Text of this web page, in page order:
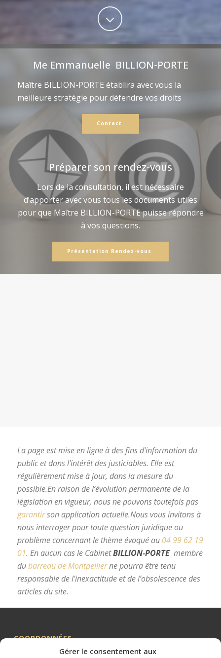
Gérer le consentement aux
Me Emmanuelle BILLION-PORTE
Maître BILLION-PORTE établira avec vous la
meilleure stratégie pour défendre vos droits
Contact
Préparer son rendez-vous
Lors de la consultation, il est nécessaire
d’apporter avec vous tous les documents utiles
pour que Maître BILLION-PORTE puisse répondre
à vos questions.
Présentation Rendez-vous
La page est mise en ligne à des fins d’information du
public et dans l’intérêt des justiciables. Elle est
régulièrement mise à jour, dans la mesure du
possible.En raison de l’évolution permanente de la
législation en vigueur, nous ne pouvons toutefois pas
garantirson application actuelle.Nous vous invitons à
nous interroger pour toute question juridique ou
problème concernant le thème évoqué au 04 99 62 19
01. En aucun cas le CabinetBILLION-PORTE membre
dubarreau de Montpellierne pourra être tenu
responsable de l’inexactitude et de l’obsolescence des
articles du site.
COORDONNÉES
Me BILLION-PORTE